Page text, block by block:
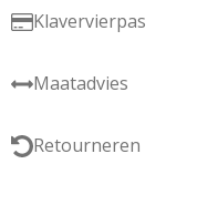
Klavervierpas
Maatadvies
Retourneren